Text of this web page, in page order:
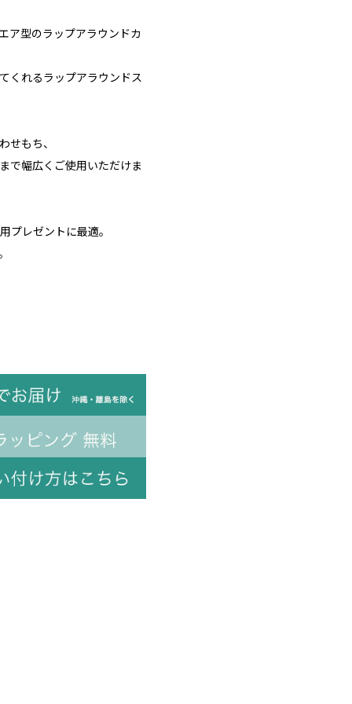
ア型のラップアラウンドカ
くれるラップアラウンドス
せもち、
で幅広くご使用いただけま
プレゼントに最適。